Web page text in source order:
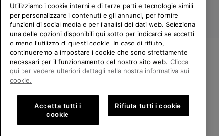
Italia
©2026Columbia Sportswear Company. Avenue des Morgines, 12 1213
Petit-Lancy Switzerland. Tutti i diritti riservati.
Politica sulla privacy Termini di utilizzo
Condizioni Generali di Vendita Cookies
Public CBCR
BENVENUTO/A IN SOREL.
SELEZIONA IL TUO PAESE DI
Shopping online disponibile
Utilizziamo i cookie interni e di terze parti e tecnologie simili
per personalizzare i contenuti e gli annunci, per fornire
funzioni di social media e per l'analisi dei dati web. Seleziona
una delle opzioni disponibili qui sotto per indicarci se accetti
o meno l'utilizzo di questi cookie. In caso di rifiuto,
continueremo a impostare i cookie che sono strettamente
necessari per il funzionamento del nostro sito web. Clicca
qui per vedere ulteriori dettagli nella nostra informativa sui
cookie.
Accetta tutti i
cookie
Rifiuta tutti i cookie